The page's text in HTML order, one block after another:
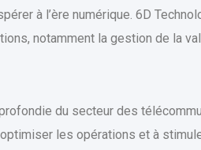
à l’ère numérique. 6D
notamment la gestion de la
du secteur des
les opérations et à